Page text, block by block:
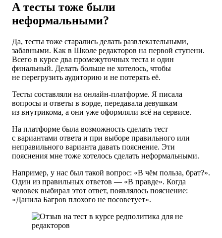
А тесты тоже были
неформальными?
Да, тесты тоже старались делать развлекательными,
забавными. Как в Школе редакторов на первой ступени.
Всего в курсе два промежуточных теста и один
финальный. Делать больше не хотелось, чтобы
не перегрузить аудиторию и не потерять её.
Тесты составляли на онлайн-платформе. Я писала
вопросы и ответы в ворде, передавала девушкам
из внутрикома, а они уже оформляли всё на сервисе.
На платформе была возможность сделать тест
с вариантами ответа и при выборе правильного или
неправильного варианта давать пояснение. Эти
пояснения мне тоже хотелось сделать неформальными.
Например, у нас был такой вопрос: «В чём польза, брат?».
Один из правильных ответов — «В правде». Когда
человек выбирал этот ответ, появлялось пояснение:
«Данила Багров плохого не посоветует».